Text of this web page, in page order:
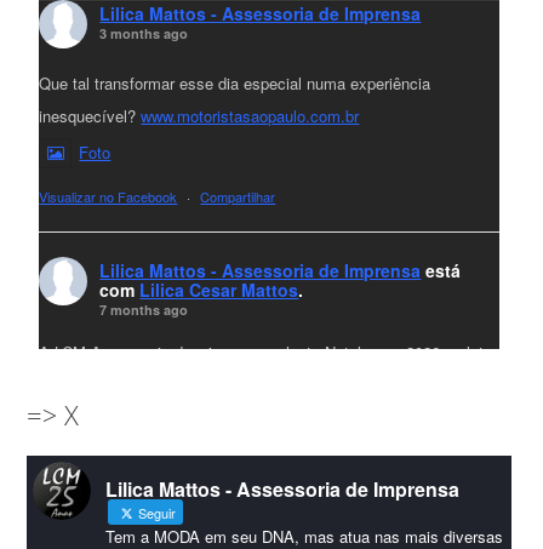
Lilica Mattos - Assessoria de Imprensa
3 months ago
Que tal transformar esse dia especial numa experiência
inesquecível?www.motoristasaopaulo.com.br
Foto
Visualizar no Facebook · Compartilhar
Lilica Mattos - Assessoria de Imprensa está
com Lilica Cesar Mattos.
7 months ago
A LCM Assessoria deseja um excelente Natal e um 2026 repleto
amigos que sempre nos acompanham!🎄✨🥂❤️
#lcmassessoriassessoria#natal #merrychristmas #felizanonovo
#HappyNewYear
Foto
=> X
Lilica Mattos - Assessoria de Imprensa
Seguir
Tem a MODA em seu DNA, mas atua nas mais diversas